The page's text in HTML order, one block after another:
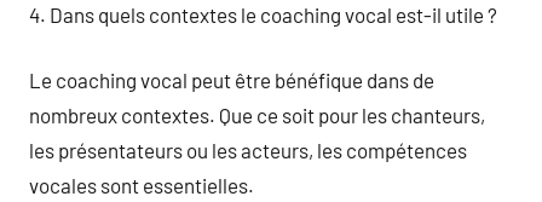
4. Dans quels contextes le coaching vocal est-il utile ?
Le coaching vocal peut être bénéfique dans de
nombreux contextes. Que ce soit pour les chanteurs,
les présentateurs ou les acteurs, les compétences
vocales sont essentielles.